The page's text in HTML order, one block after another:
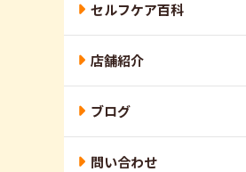
セルフケア百科
店舗紹介
ブログ
問い合わせ